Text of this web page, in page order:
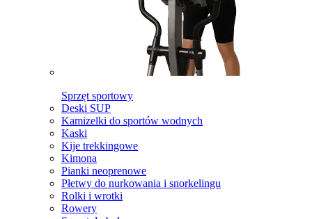
Sprzęt sportowy
Deski SUP
Kamizelki do sportów wodnych
Kaski
Kije trekkingowe
Kimona
Pianki neoprenowe
Płetwy do nurkowania i snorkelingu
Rolki i wrotki
Rowery